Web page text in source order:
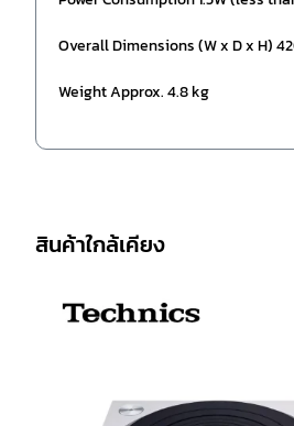
Overall Dimensions (W x D x H)
Weight Approx. 4.8 kg
สินค้าใกล้เคียง